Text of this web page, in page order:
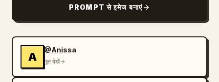
कोलाज, टेम्प्लेट-शैली के बैकग्राउंड या सस्ते फैंटेसी एसेट्स से
PROMPT से इमेज बनाएं
A
@Anissa
मूल देखें